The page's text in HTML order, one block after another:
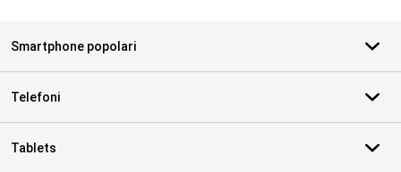
Smartphone popolari
Telefoni
Tablets